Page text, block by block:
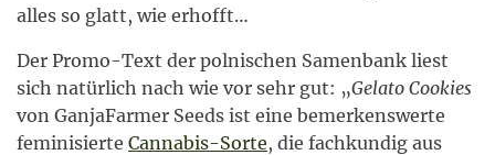
alles so glatt, wie erhofft…
Der Promo-Text der polnischen Samenbank liest
sich natürlich nach wie vor sehr gut: „Gelato Cookies
von GanjaFarmer Seeds ist eine bemerkenswerte
feminisierte Cannabis-Sorte, die fachkundig aus